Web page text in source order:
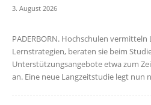
3. August 2026
PADERBORN. Hochschulen
Lernstrategien, beraten sie beim
Unterstützungsangebote etwa zum
an. Eine neue Langzeitstudie legt nun